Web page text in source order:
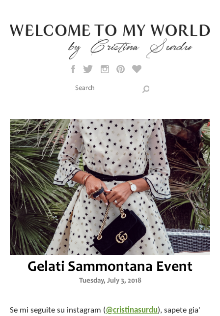
Search this site
Gelati Sammontana Event
Tuesday, July 3, 2018
Se mi seguite su instagram (@cristinasurdu), sapete gia'